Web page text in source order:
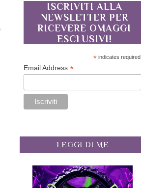
ISCRIVITI ALLA
NEWSLETTER PER
RICEVERE OMAGGI
ESCLUSIVI!
* indicates required
Email Address *
LEGGI DI ME